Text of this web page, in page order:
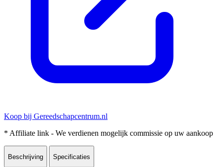
Koop bij Gereedschapcentrum.nl
* Affiliate link - We verdienen mogelijk commissie op uw aankoop
Beschrijving Specificaties